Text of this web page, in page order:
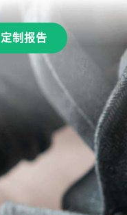
定制报告